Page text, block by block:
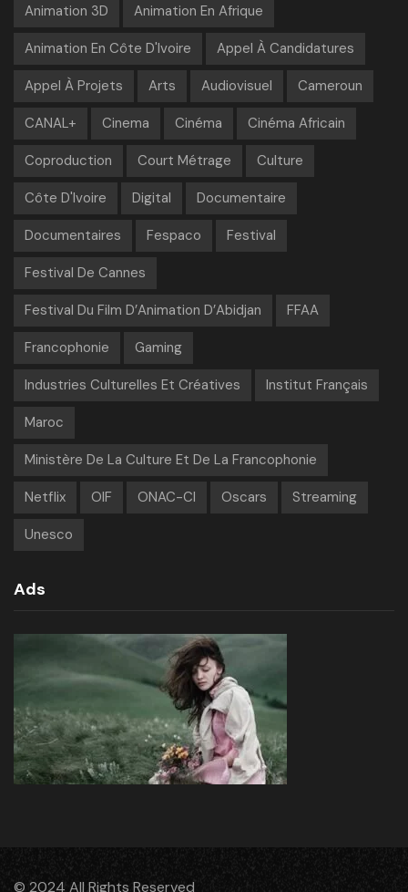
Animation 3D Animation En Afrique
Animation En Côte D'Ivoire Appel À Candidatures
Appel À Projets Arts Audiovisuel Cameroun
CANAL+ Cinema Cinéma Cinéma Africain
Coproduction Court Métrage Culture
Côte D'Ivoire Digital Documentaire
Documentaires Fespaco Festival
Festival De Cannes
Festival Du Film D’Animation D’Abidjan FFAA
Francophonie Gaming
Industries Culturelles Et Créatives Institut Français
Maroc
Ministère De La Culture Et De La Francophonie
Netflix OIF ONAC-CI Oscars Streaming
Unesco
Ads
© 2024 All Rights Reserved